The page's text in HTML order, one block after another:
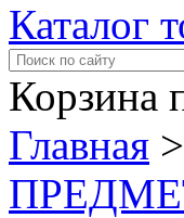
Каталог
Корзина
Главная >